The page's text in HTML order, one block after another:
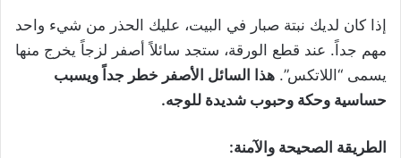
إذا كان لديك نبتة صبار في البيت، عليك الحذر من شيء واحد
مهم جداً. عند قطع الورقة، ستجد سائلاً أصفر لزجاً يخرج منها
يسمى “اللاتكس”. هذا السائل الأصفر خطر جداً ويسبب
حساسية وحكة وحبوب شديدة للوجه.
الطريقة الصحيحة والآمنة: